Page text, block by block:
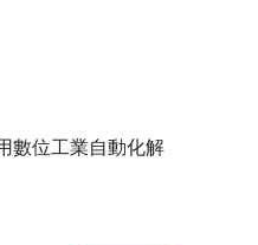
數位工業自動化解